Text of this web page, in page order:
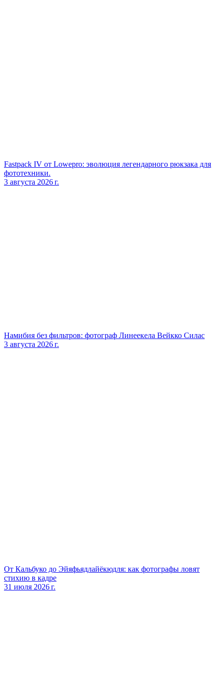
Fastpack IV от Lowepro: эволюция легендарного рюкзака для
фототехники.
3 августа 2026 г.
Намибия без фильтров: фотограф Линеекела Вейкко Силас
3 августа 2026 г.
От Кальбуко до Эйяфьядлайёкюдля: как фотографы ловят
стихию в кадре
31 июля 2026 г.